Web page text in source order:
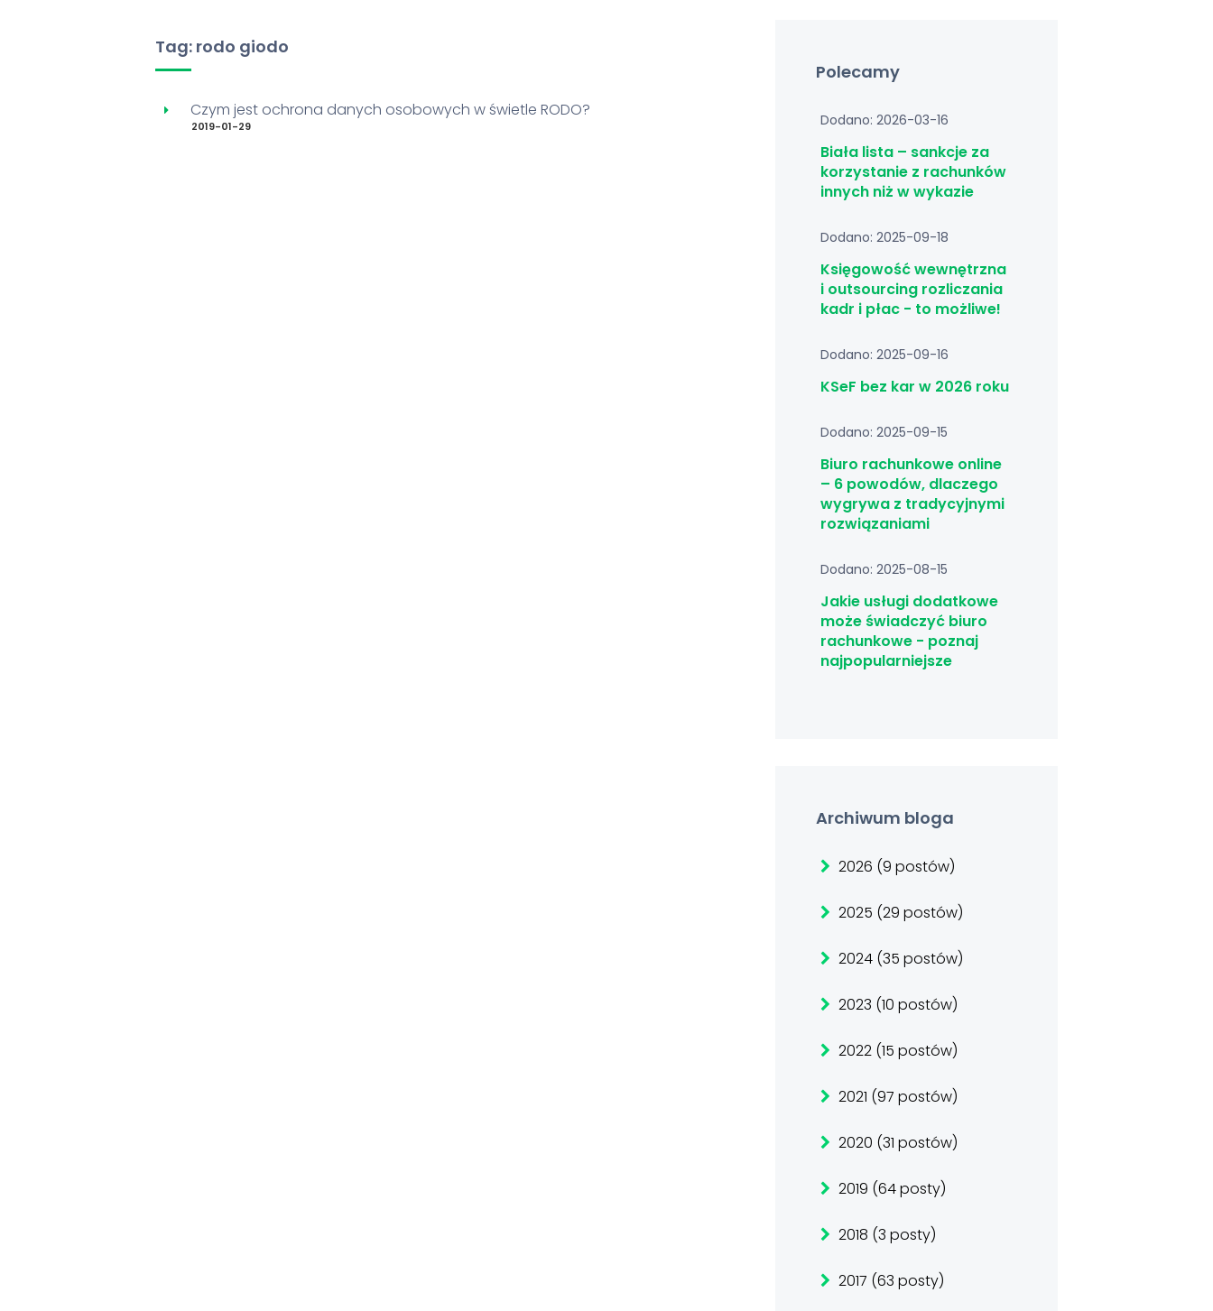
Tag: rodo giodo
Czym jest ochrona danych osobowych w świetle RODO?
2019-01-29
Polecamy
Dodano: 2026-03-16
Biała lista – sankcje za
korzystanie z rachunków
innych niż w wykazie
Dodano: 2025-09-18
Księgowość wewnętrzna
i outsourcing rozliczania
kadr i płac - to możliwe!
Dodano: 2025-09-16
KSeF bez kar w 2026 roku
Dodano: 2025-09-15
Biuro rachunkowe online
– 6 powodów, dlaczego
wygrywa z tradycyjnymi
rozwiązaniami
Dodano: 2025-08-15
Jakie usługi dodatkowe
może świadczyć biuro
rachunkowe - poznaj
najpopularniejsze
Archiwum bloga
2026 (9 postów)
2025 (29 postów)
2024 (35 postów)
2023 (10 postów)
2022 (15 postów)
2021 (97 postów)
2020 (31 postów)
2019 (64 posty)
2018 (3 posty)
2017 (63 posty)